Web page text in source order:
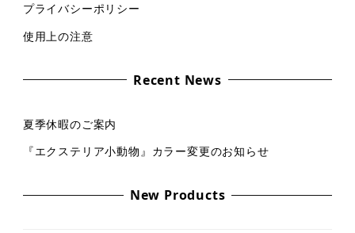
プライバシーポリシー
使用上の注意
Recent News
夏季休暇のご案内
『エクステリア小動物』カラー変更のお知らせ
New Products